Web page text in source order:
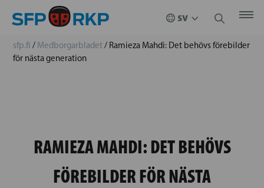
sfp.fi / Medborgarbladet/ Ramieza Mahdi: Det behövs förebilder
för nästa generation
RAMIEZA MAHDI: DET BEHÖVS
FÖREBILDER FÖR NÄSTA